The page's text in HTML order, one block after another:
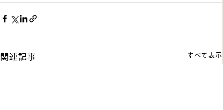
関連記事 すべて表示